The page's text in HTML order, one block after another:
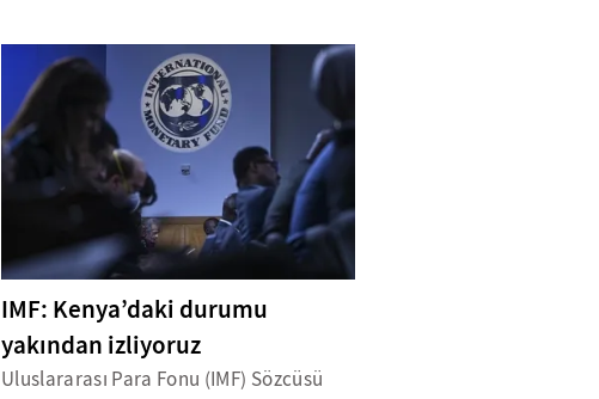
IMF: Kenya’daki durumu
yakından izliyoruz
Uluslararası Para Fonu (IMF) Sözcüsü